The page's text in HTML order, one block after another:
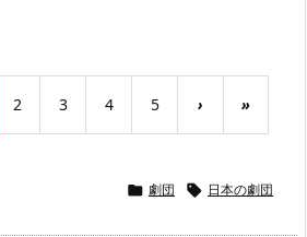
2 3 4 5 › »
 劇団  日本の劇団